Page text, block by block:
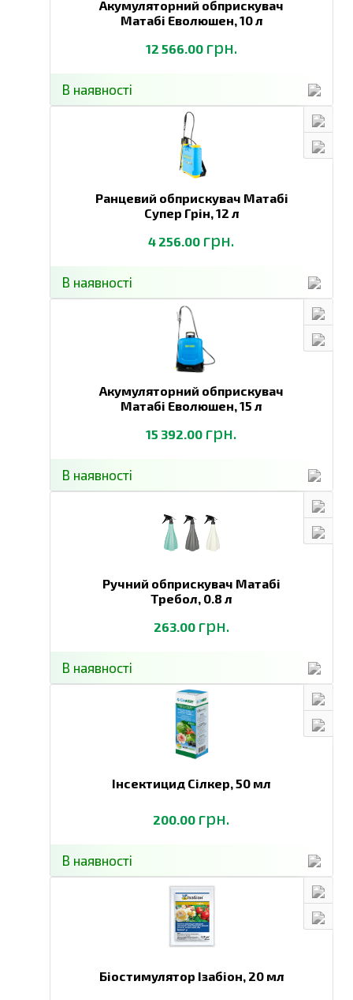
Акумуляторний обприскувач
Матабі Еволюшен,10 л
12 566.00 грн.
В наявності
Ранцевий обприскувач Матабі
Супер Грін,12 л
4 256.00 грн.
В наявності
Акумуляторний обприскувач
Матабі Еволюшен,15 л
15 392.00 грн.
В наявності
Ручний обприскувач Матабі
Требол, 0.8 л
263.00 грн.
В наявності
Інсектицид Сілкер,50 мл
200.00 грн.
В наявності
Біостимулятор Ізабіон, 20 мл